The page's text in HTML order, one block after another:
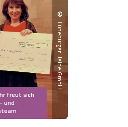
Heideflächen
Urlaub
Städte
Südheide
im Frühling
im Sommer
im Herbst
Bahn Bispingen
Outlet Soltau
Thermen
Fasten & Co.
& Fit
Balance
Lüneburg
Lüneburg
Lüneburg
Lüneburg
freut sich
und
©
Lüneburger Heide GmbH